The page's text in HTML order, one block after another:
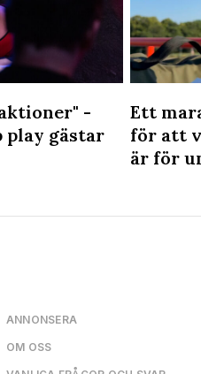
-
play gästar
Ett
för att
är för
ANNONSERA
OM OSS